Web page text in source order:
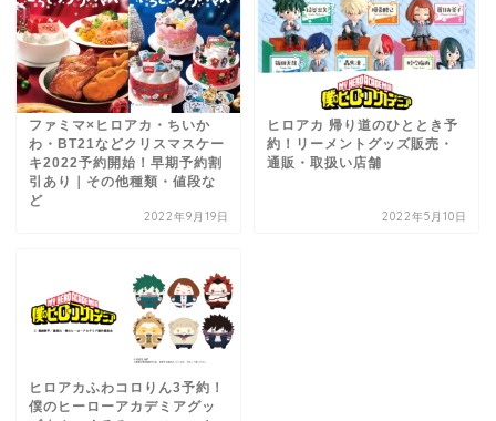
ファミマ×ヒロアカ・ちいか
わ・BT21などクリスマスケー
キ2022予約開始！早期予約割
引あり｜その他種類・値段な
ど
2022年9月19日
ヒロアカ 帰り道のひととき予
約！リーメントグッズ販売・
通販・取扱い店舗
2022年5月10日
ヒロアカふわコロりん3予約！
僕のヒーローアカデミアグッ